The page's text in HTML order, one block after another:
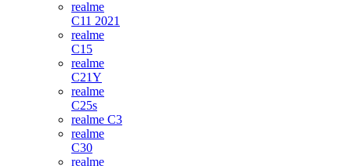
realme
C11 2021
realme
C15
realme
C21Y
realme
C25s
realme C3
realme
C30
realme